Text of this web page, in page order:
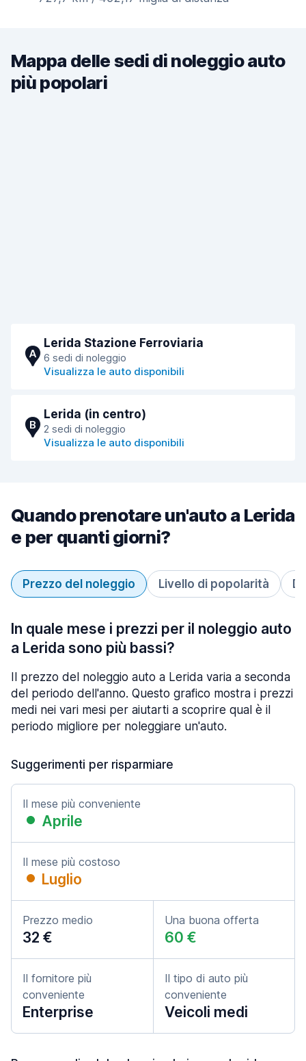
Mappa delle sedi di noleggio auto
più popolari
A
Lerida Stazione Ferroviaria
6 sedi di noleggio
Visualizza le auto disponibili
B
Lerida (in centro)
2 sedi di noleggio
Visualizza le auto disponibili
Quando prenotare un'auto a Lerida
e per quanti giorni?
Prezzo del noleggio Livello di popolarità
In quale mese i prezzi per il noleggio auto
a Lerida sono più bassi?
Il prezzo del noleggio auto a Lerida varia a seconda
del periodo dell'anno. Questo grafico mostra i prezzi
medi nei vari mesi per aiutarti a scoprire qual è il
periodo migliore per noleggiare un'auto.
Suggerimenti per risparmiare
Il mese più conveniente
Aprile
Il mese più costoso
Luglio
Prezzo medio
32 €
Una buona offerta
60 €
Il fornitore più
conveniente
Enterprise
Il tipo di auto più
conveniente
Veicoli medi